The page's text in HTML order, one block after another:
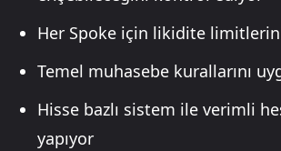
Her Spoke için likidite
Temel muhasebe kurallarını
Hisse bazlı sistem ile verimli
yapıyor